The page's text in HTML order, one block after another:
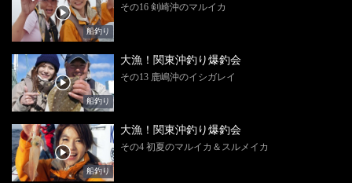
船釣り
その16 剣崎沖のマルイカ
船釣り
大漁！関東沖釣り爆釣会
その13 鹿嶋沖のイシガレイ
船釣り
大漁！関東沖釣り爆釣会
その4 初夏のマルイカ＆スルメイカ